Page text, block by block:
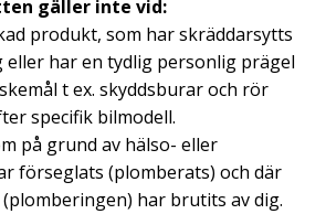
gäller inte vid:
produkt, som har skräddarsytts
eller har en tydlig personlig prägel
t ex. skyddsburar och rör
specifik bilmodell.
på grund av hälso- eller
förseglats (plomberats) och där
har brutits av dig.